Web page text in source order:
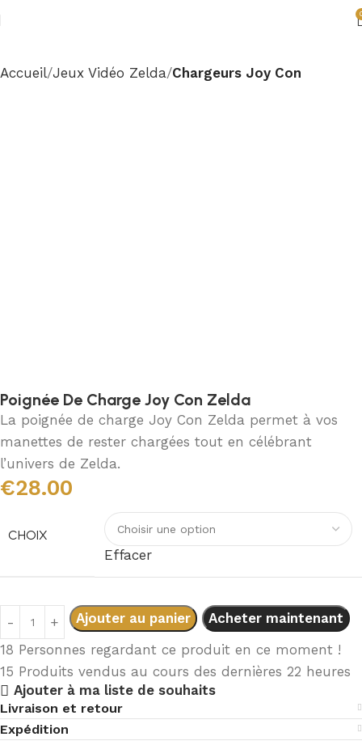
Accueil Jeux Vidéo Zelda Chargeurs Joy Con
Poignée De Charge Joy Con Zelda
La poignée de charge Joy Con Zelda permet à vos
manettes de rester chargées tout en célébrant
l’univers de Zelda.
€28.00
CHOIX
Effacer
Ajouter au panier
Acheter maintenant
18 Personnes regardant ce produit en ce moment !
15 Produits vendus au cours des dernières 22 heures
Ajouter à ma liste de souhaits
Livraison et retour
Expédition